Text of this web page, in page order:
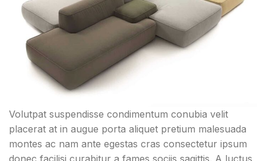
Volutpat suspendisse condimentum conubia velit
placerat at in augue porta aliquet pretium malesuada
montes ac nam ante egestas cras consectetur ipsum
donec facilisi curabitur a fames sociis sagittis. A luctus